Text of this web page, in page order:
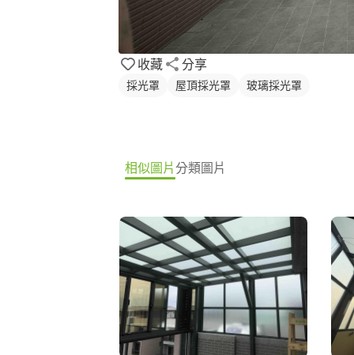
收藏 分享
採光罩 屋頂採光罩 玻璃採光罩
相似圖片分類圖片